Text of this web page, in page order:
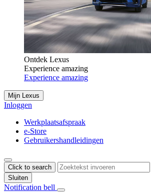
Ontdek Lexus
Experience amazing
Experience amazing
Mijn Lexus
Inloggen
Werkplaatsafspraak
e-Store
Gebruikershandleidingen
Click to search
Sluiten
Notification bell